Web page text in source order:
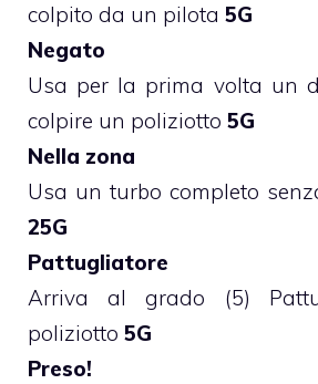
colpito da un pilota 5G
Negato
Usa per la prima volta un
colpire un poliziotto 5G
Nella zona
Usa un turbo completo
25G
Pattugliatore
Arriva al grado (5)
poliziotto 5G
Preso!